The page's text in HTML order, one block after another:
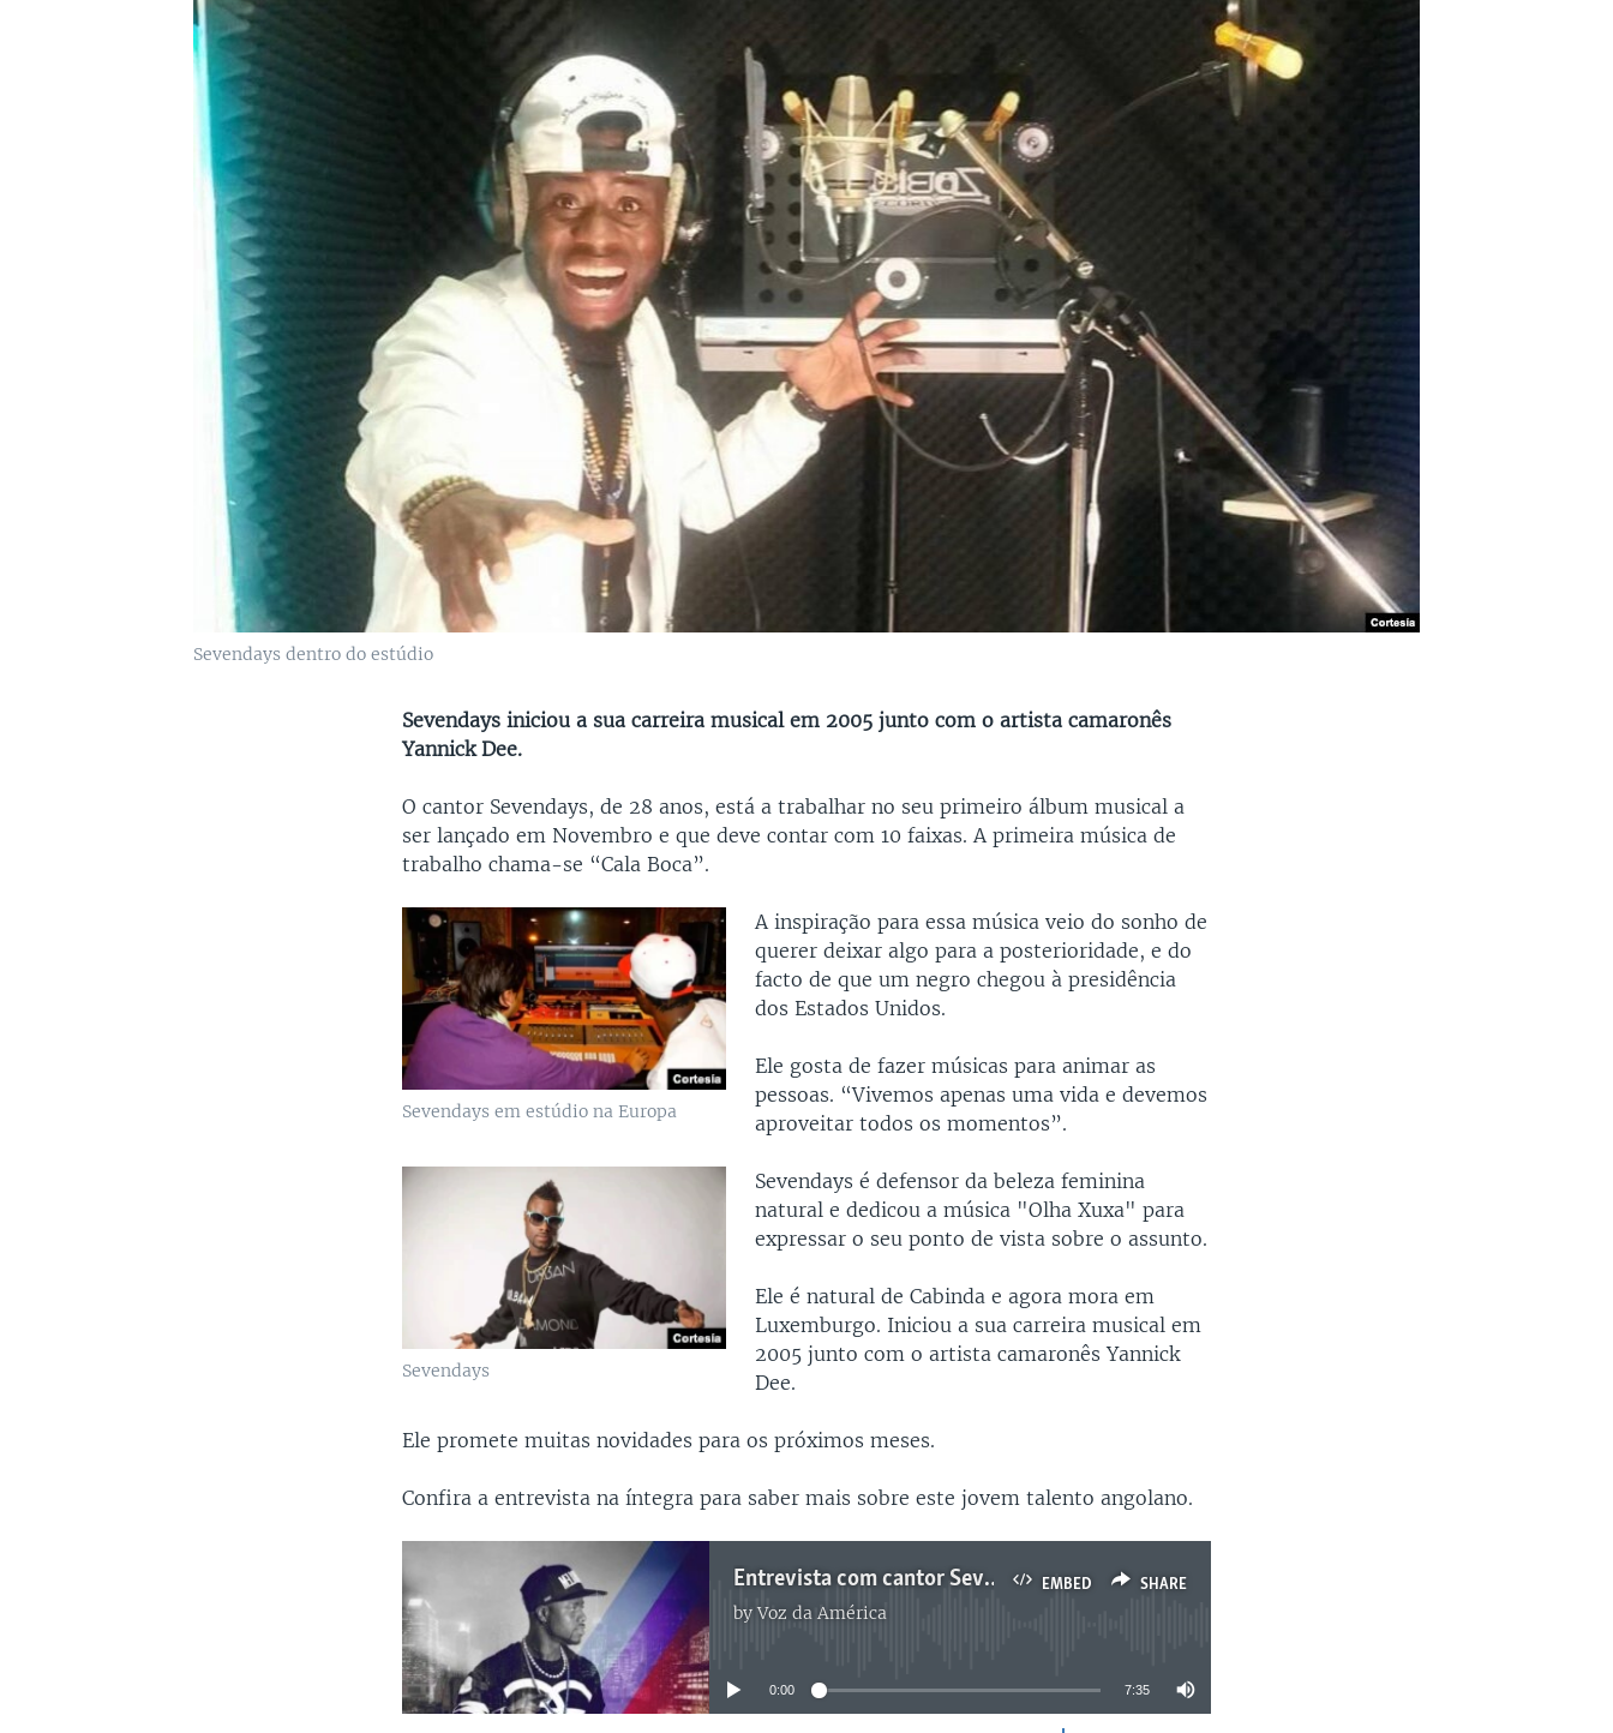
Sevendays dentro do estúdio
Sevendays iniciou a sua carreira musical em 2005 junto com o artista camaronês
Yannick Dee.
O cantor Sevendays, de 28 anos, está a trabalhar no seu primeiro álbum musical a
ser lançado em Novembro e que deve contar com 10 faixas. A primeira música de
trabalho chama-se “Cala Boca”.
Sevendays em estúdio na Europa
A inspiração para essa música veio do sonho de
querer deixar algo para a posterioridade, e do
facto de que um negro chegou à presidência
dos Estados Unidos.
Ele gosta de fazer músicas para animar as
pessoas. “Vivemos apenas uma vida e devemos
aproveitar todos os momentos”.
Sevendays
Sevendays é defensor da beleza feminina
natural e dedicou a música "Olha Xuxa" para
expressar o seu ponto de vista sobre o assunto.
Ele é natural de Cabinda e agora mora em
Luxemburgo. Iniciou a sua carreira musical em
2005 junto com o artista camaronês Yannick
Dee.
Ele promete muitas novidades para os próximos meses.
Confira a entrevista na íntegra para saber mais sobre este jovem talento angolano.
EMBED SHARE
Entrevista com cantor Sevendays
byVoz da América
No media source currently available
0:00 7:35